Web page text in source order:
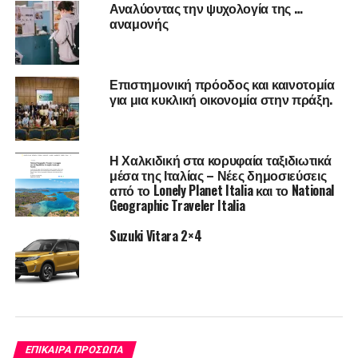
για την παραγωγή μας, χωρίς εκπτώσεις στην ποιότητα,
και είμαστε πάντα δίπλα στους συνεργάτες μας.
Επίσης, είναι πολύ σημαντικό ότι προσπαθούμε να
δημιουργούμε, πέρα των κλασικών, κάποιες
«πειραγμένες» και διαφορετικές γεύσεις, όπως πρόσφατα
τη σειρά «Wine and Cheese Pairings», μαρμελάδες που
συνοδεύουν ιδανικά τυριά και κρασί.
Αναλύοντας την ψυχολογία της …
αναμονής
Επιστημονική πρόοδος και καινοτομία
για μια κυκλική οικονομία στην πράξη.
Η Χαλκιδική στα κορυφαία ταξιδιωτικά
μέσα της Ιταλίας – Νέες δημοσιεύσεις
από το Lonely Planet Italia και το National
Geographic Traveler Italia
Suzuki Vitara 2×4
ΕΠΊΚΑΙΡΑ ΠΡΌΣΩΠΑ